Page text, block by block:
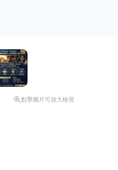
點擊圖片可放大檢視